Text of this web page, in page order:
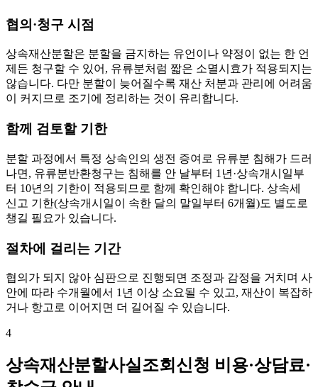
협의·청구 시점
상속재산분할은 분할을 금지하는 유언이나 약정이 없는 한 언
제든 청구할 수 있어, 유류분처럼 짧은 소멸시효가 적용되지는
않습니다. 다만 분할이 늦어질수록 재산 처분과 관리에 어려움
이 커지므로 조기에 정리하는 것이 유리합니다.
함께 검토할 기한
분할 과정에서 특정 상속인의 생전 증여로 유류분 침해가 드러
나면, 유류분반환청구는 침해를 안 날부터 1년·상속개시일부
터 10년의 기한이 적용되므로 함께 확인해야 합니다. 상속세
신고 기한(상속개시일이 속한 달의 말일부터 6개월)도 별도로
챙길 필요가 있습니다.
절차에 걸리는 기간
협의가 되지 않아 심판으로 진행되면 조정과 감정을 거치며 사
안에 따라 수개월에서 1년 이상 소요될 수 있고, 재산이 복잡하
거나 항고로 이어지면 더 길어질 수 있습니다.
4
상속재산분할사실조회신청 비용·상담료·